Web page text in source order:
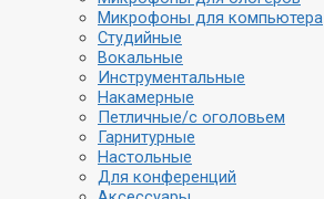
Микрофоны для компьютера
Студийные
Вокальные
Инструментальные
Накамерные
Петличные/с оголовьем
Гарнитурные
Настольные
Для конференций